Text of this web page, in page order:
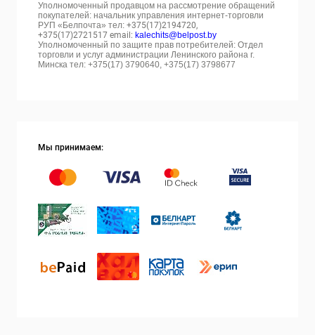
Уполномоченный продавцом на рассмотрение обращений
покупателей: начальник управления интернет-торговли
РУП «Белпочта» тел: +375(17)2194720,
+375(17)2721517 email: kalechits@belpost.by
Уполномоченный по защите прав потребителей: Отдел
торговли и услуг администрации Ленинского района г.
Минска тел: +375(17) 3790640, +375(17) 3798677
Мы принимаем: